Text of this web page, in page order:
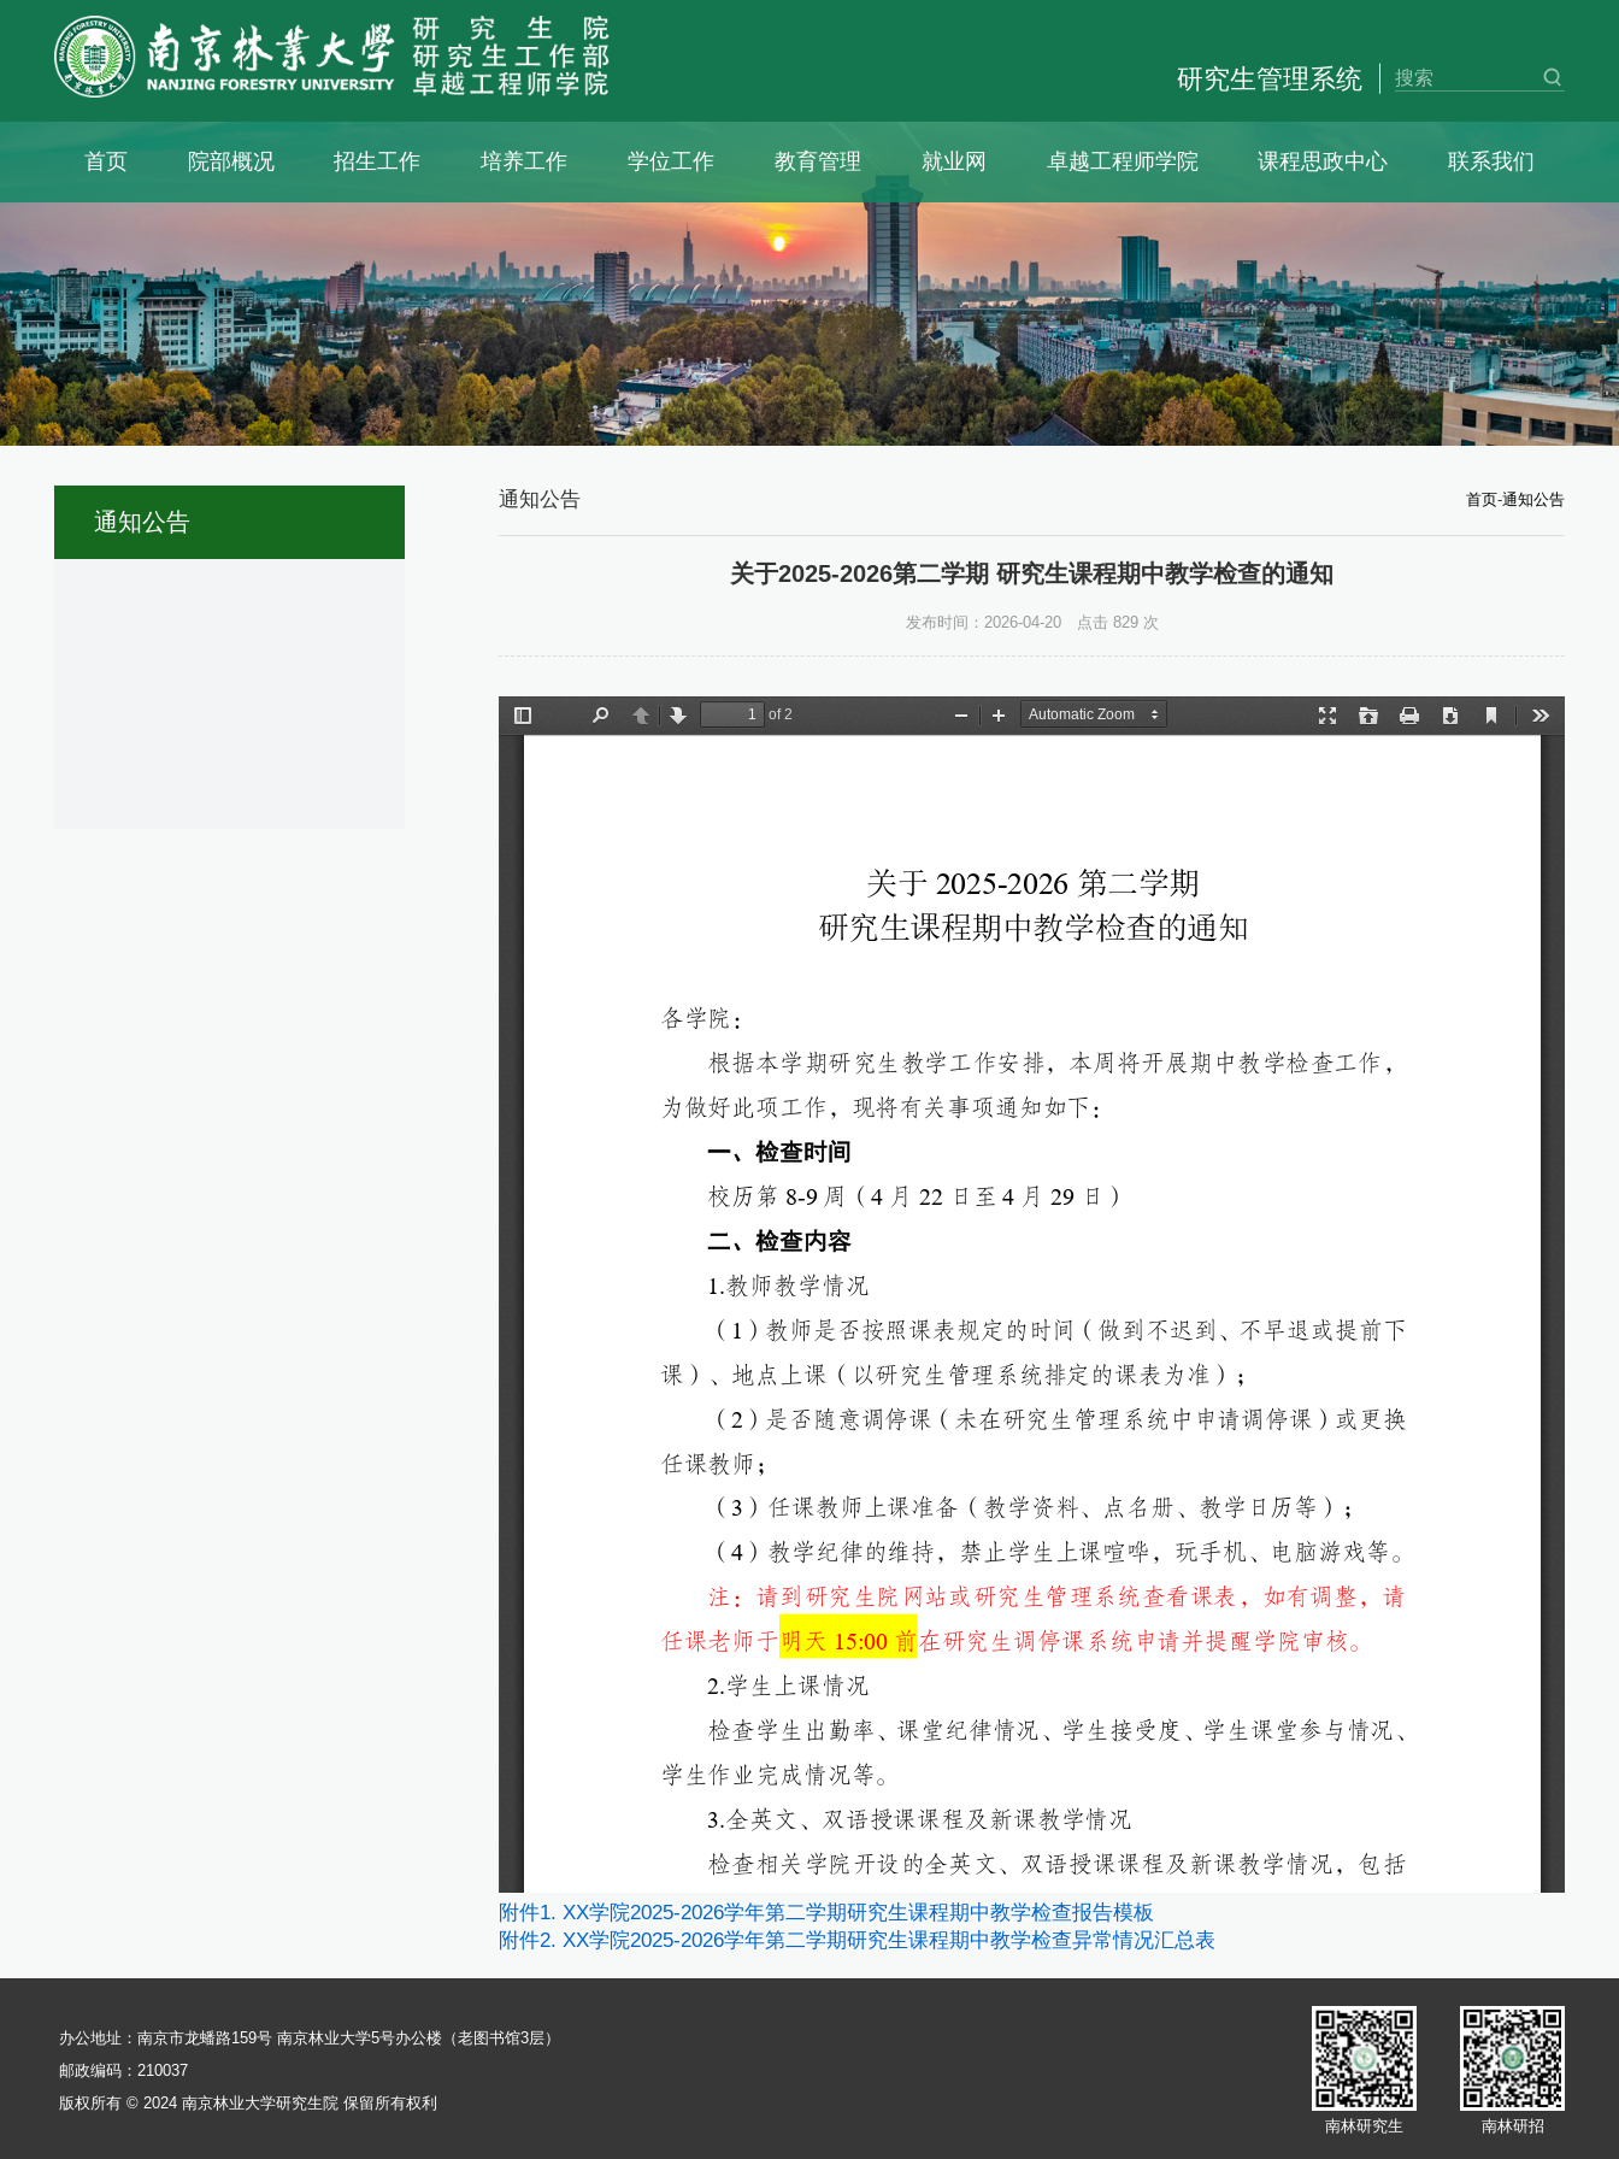
研究生管理系统
首页 院部概况 招生工作 培养工作 学位工作 教育管理 就业网 卓越工程师学院 课程思政中心 联系我们
通知公告
通知公告 首页-通知公告
关于2025-2026第二学期 研究生课程期中教学检查的通知
发布时间：2026-04-20 点击 829 次
附件1. XX学院2025-2026学年第二学期研究生课程期中教学检查报告模板
附件2. XX学院2025-2026学年第二学期研究生课程期中教学检查异常情况汇总表
办公地址：南京市龙蟠路159号 南京林业大学5号办公楼（老图书馆3层）
邮政编码：210037
版权所有 © 2024 南京林业大学研究生院 保留所有权利
南林研究生
南林研招